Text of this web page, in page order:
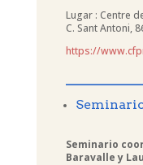
Lugar : Centre
C. Sant Antoni,
https://
Seminario
Baravalle y